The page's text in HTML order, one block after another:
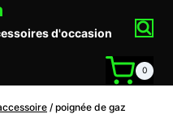
d'occasion
0
/ poignée de gaz